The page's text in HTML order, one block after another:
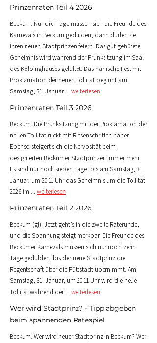
Prinzenraten Teil 4 2026
Beckum. Nur drei Tage müssen sich die Freunde des
Karnevals in Beckum gedulden, dann dürfen sie
ihren neuen Stadtprinzen feiern. Das gut gehütete
Geheimnis wird während der Prunksitzung im Saal
des Kolpinghauses gelüftet. Das närrische Fest mit
Proklamation der neuen Tollität beginnt am
Samstag, 31. Januar ... weiterlesen
Prinzenraten Teil 3 2026
Beckum. Die Prunksitzung mit der Proklamation der
neuen Tollität rückt mit Riesenschritten näher.
Ebenso steigert sich die Nervosität beim
designierten Beckumer Stadtprinzen immer mehr.
Es sind nur noch sieben Tage, bis am Samstag, 31.
Januar, um 20.11 Uhr das Geheimnis um die Tollität
2026 im ... weiterlesen
Prinzenraten Teil 2 2026
Beckum (gl). Jetzt geht’s in die zweite Raterunde,
und die Spannung steigt merkbar. Die Freunde des
Beckumer Karnevals müssen sich nur noch zehn
Tage gedulden, bis der neue Stadtprinz die
Regentschaft über die Püttstadt übernimmt. Am
Samstag, 31. Januar, um 20.11 Uhr wird die neue
Tollität während der ... weiterlesen
Wer wird Stadtprinz? - Tipp abgeben
beim spannenden Ratespiel
Beckum. Wer wird neuer Stadtprinz in Beckum? Wer